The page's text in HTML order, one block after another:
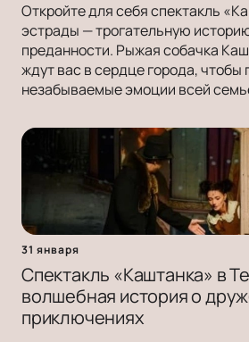
Откройте для себя спектакль
эстрады — трогательную
преданности. Рыжая собачка
ждут вас в сердце города, чтобы
незабываемые эмоции всей
31 января
Спектакль «Каштанка» в
волшебная история о
приключениях